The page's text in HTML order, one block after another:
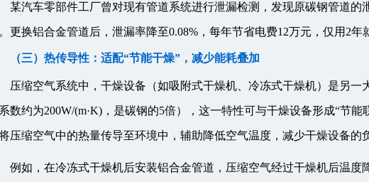
某汽车零部件工厂曾对现有管道系统进行泄漏检测，发现原碳钢管道的
更换铝合金管道后，泄漏率降至0.08%，每年节省电费12万元，仅用2年
（三）热传导性：适配“节能干燥”，减少能耗叠加
压缩空气系统中，干燥设备（如吸附式干燥机、冷冻式干燥机）是另
数约为200W/(m·K)，是碳钢的5倍），这一特性可与干燥设备形成“节
压缩空气中的热量传导至环境中，辅助降低空气温度，减少干燥设备的
例如，在冷冻式干燥机后安装铝合金管道，压缩空气经过干燥机后温度